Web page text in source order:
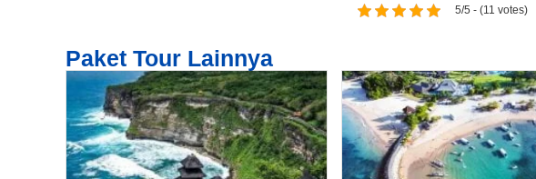
5/5 - (11 votes)
Paket Tour Lainnya